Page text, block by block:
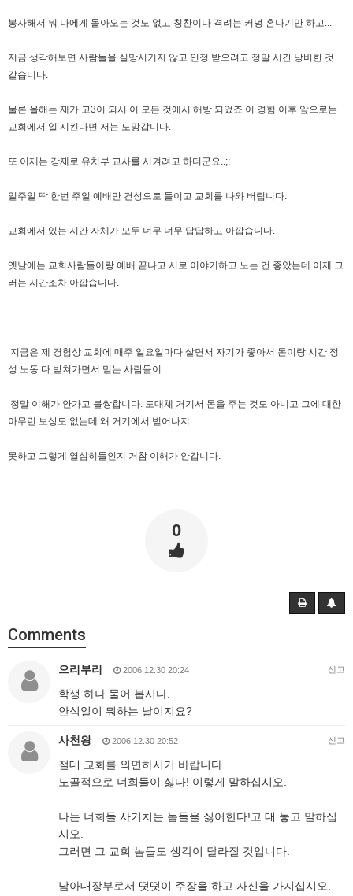
봉사해서 뭐 나에게 돌아오는 것도 없고 칭찬이나 격려는 커녕 혼나기만 하고...
지금 생각해보면 사람들을 실망시키지 않고 인정 받으려고 정말 시간 낭비한 것
같습니다.
물론 올해는 제가 고3이 되서 이 모든 것에서 해방 되었죠 이 경험 이후 앞으로는
교회에서 일 시킨다면 저는 도망갑니다.
또 이제는 강제로 유치부 교사를 시켜려고 하더군요..;;
일주일 딱 한번 주일 예배만 건성으로 들이고 교회를 나와 버립니다.
교회에서 있는 시간 자체가 모두 너무 너무 답답하고 아깝습니다.
옛날에는 교회사람들이랑 예배 끝나고 서로 이야기하고 노는 건 좋았는데 이제 그
러는 시간조차 아깝습니다.
지금은 제 경험상 교회에 매주 일요일마다 살면서 자기가 좋아서 돈이랑 시간 정
성 노동 다 받쳐가면서 믿는 사람들이
정말 이해가 안가고 불쌍합니다. 도대체 거기서 돈을 주는 것도 아니고 그에 대한
아무런 보상도 없는데 왜 거기에서 벋어나지
못하고 그렇게 열심히들인지 거참 이해가 안갑니다.
0
Comments
으리부리 2006.12.30 20:24 신고
학생 하나 물어 봅시다.
안식일이 뭐하는 날이지요?
사천왕 2006.12.30 20:52 신고
절대 교회를 외면하시기 바랍니다.
노골적으로 너희들이 싫다! 이렇게 말하십시오.
나는 너희들 사기치는 놈들을 싫어한다!고 대 놓고 말하십
시오.
그러면 그 교회 놈들도 생각이 달라질 것입니다.
남아대장부로서 떳떳이 주장을 하고 자신을 가지십시오.